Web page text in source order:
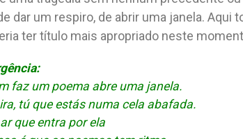
dar um respiro, de abrir uma janela. Aqui
ter título mais apropriado neste
faz um poema abre uma janela.
tú que estás numa cela abafada.
que entra por ela